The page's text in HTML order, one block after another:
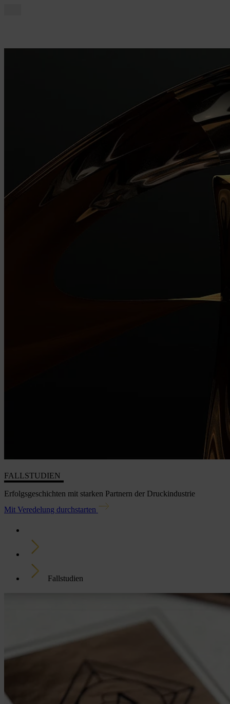
FALLSTUDIEN
Erfolgsgeschichten mit starken Partnern der Druckindustrie
Mit Veredelung durchstarten
Fallstudien